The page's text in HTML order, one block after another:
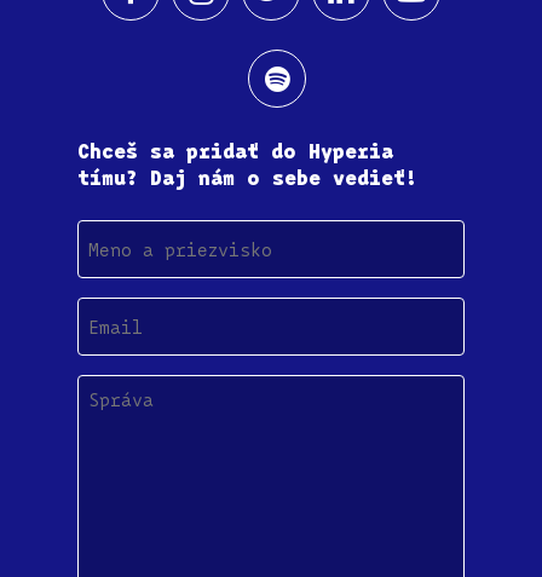
Chceš sa pridať do Hyperia
tímu? Daj nám o sebe vedieť!
priezvisko
Správa